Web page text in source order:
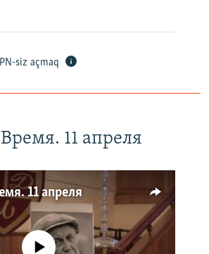
siz açmaq
11 апреля
11 апреля
source currently available